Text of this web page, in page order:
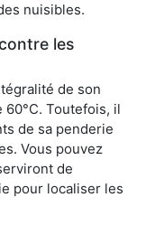
nuisibles.
les
de son
Toutefois, il
de sa penderie
Vous pouvez
de
pour localiser les